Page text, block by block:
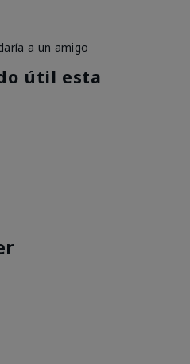
a un amigo
útil esta